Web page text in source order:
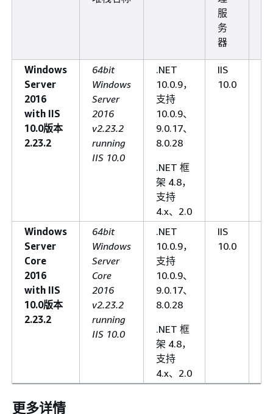
服
务
器
Windows
Server
2016
with IIS
10.0版本
2.23.2
64bit
Windows
Server
2016
v2.23.2
running
IIS 10.0
.NET
10.0.9，
支持
10.0.9、
9.0.17、
8.0.28
.NET 框
架 4.8，
支持
4.x、2.0
IIS
10.0
Windows
Server
Core
2016
with IIS
10.0版本
2.23.2
64bit
Windows
Server
Core
2016
v2.23.2
running
IIS 10.0
.NET
10.0.9，
支持
10.0.9、
9.0.17、
8.0.28
.NET 框
架 4.8，
支持
4.x、2.0
IIS
10.0
更多详情